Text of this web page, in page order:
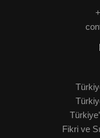
Fikri ve